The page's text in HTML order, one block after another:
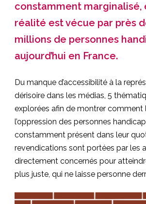
constamment
réalité est vécue par près
millions de personnes
aujourd’hui en France.
Du manque d’accessibilité à la
dérisoire dans les médias, 5
explorées afin de montrer comment
l’oppression des personnes
constamment présent dans leur
revendications sont portées par les
directement concernés pour
plus juste, qui ne laisse personne